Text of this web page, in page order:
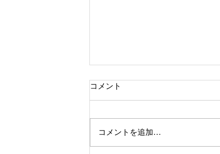
セラピー犬
基本訓練ができていること 1.座
ンタクト これらが安定してでき
る セラピで基本的に教えている
コメント
コメントを追加…